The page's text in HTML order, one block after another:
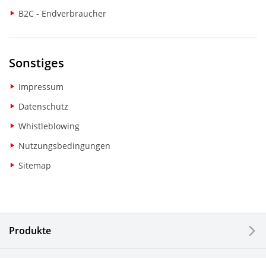
B2C - Endverbraucher
Sonstiges
Impressum
Datenschutz
Whistleblowing
Nutzungsbedingungen
Sitemap
Produkte